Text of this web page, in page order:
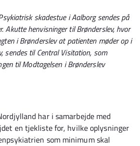
skadestue i Aalborg sendes på
Akutte henvisninger til Brønderslev, hvor
i Brønderslev at patienten møder op i
sendes til Central Visitation, som
til Modtagelsen i Brønderslev
har i samarbejde med
en tjekliste for, hvilke oplysninger
som minimum skal